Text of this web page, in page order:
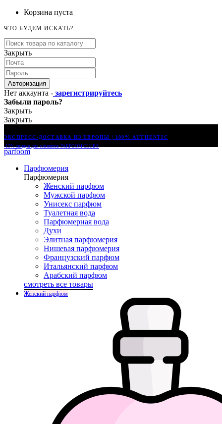
Корзина пуста
ЧТО БУДЕМ ИСКАТЬ?
Закрыть
Авторизация
Нет аккаунта - зарегистрируйтесь
Забыли пароль?
Закрыть
Закрыть
ЭКСПРЕСС-ДОСТАВКА ИЗ ЕВРОПЫ | 100% AUTHENTIC
-15% скидка для клиентов PARFOOM CLUB®
parfoom
Парфюмерия
Парфюмерия
Женский парфюм
Мужской парфюм
Унисекс парфюм
Туалетная вода
Парфюмерная вода
Духи
Элитная парфюмерия
Нишевая парфюмерия
Французский парфюм
Итальянский парфюм
Арабский парфюм
смотреть все товары
Женский парфюм